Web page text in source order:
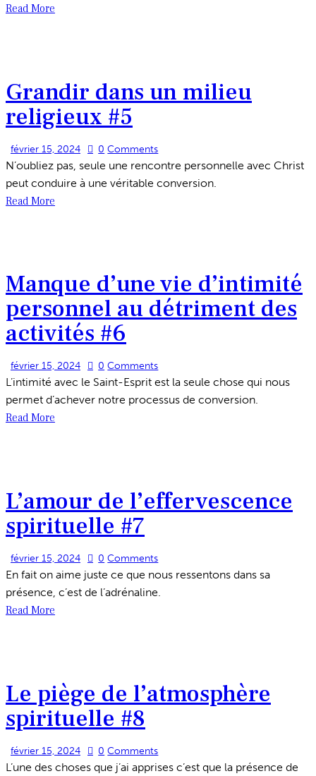
Read More
Grandir dans un milieu
religieux #5
février 15, 2024 0 Comments
N’oubliez pas, seule une rencontre personnelle avec Christ
peut conduire à une véritable conversion.
Read More
Manque d’une vie d’intimité
personnel au détriment des
activités #6
février 15, 2024 0 Comments
L’intimité avec le Saint-Esprit est la seule chose qui nous
permet d’achever notre processus de conversion.
Read More
L’amour de l’effervescence
spirituelle #7
février 15, 2024 0 Comments
En fait on aime juste ce que nous ressentons dans sa
présence, c’est de l’adrénaline.
Read More
Le piège de l’atmosphère
spirituelle #8
février 15, 2024 0 Comments
L’une des choses que j’ai apprises c’est que la présence de